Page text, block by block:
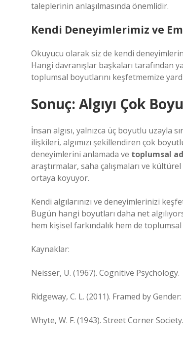
taleplerinin anlaşılmasında önemlidir.
Kendi Deneyimlerimiz ve
Okuyucu olarak siz de kendi
Hangi davranışlar başkaları tarafından
toplumsal boyutlarını keşfetmemize
Sonuç: Algıyı Çok
İnsan algısı, yalnızca üç boyutlu uzayla
ilişkileri, algımızı şekillendiren çok
deneyimlerini anlamada ve toplumsal
araştırmalar, saha çalışmaları ve
ortaya koyuyor.
Kendi algılarınızı ve deneyimlerinizi
Bugün hangi boyutları daha net
hem kişisel farkındalık hem de
Kaynaklar:
Neisser, U. (1967). Cognitive Psychology.
Ridgeway, C. L. (2011). Framed by
Whyte, W. F. (1943). Street Corner Society.